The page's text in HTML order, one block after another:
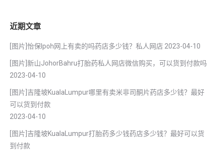
近期文章
[图片]怡保lpoh网上有卖的吗药店多少钱？私人网店 2023-04-10
[图片]新山JohorBahru打胎药私人网店微信购买，可以货到付款吗
2023-04-10
[图片]吉隆坡KualaLumpur哪里有卖米非司酮片药店多少钱？最好
可以货到付款
2023-04-10
[图片]吉隆坡KualaLumpur打胎药多少钱药店多少钱？最好可以货
到付款